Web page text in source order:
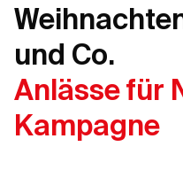
und Co.
Anlässe für
Kampagne